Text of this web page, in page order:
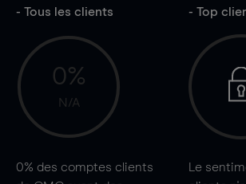
- Tous les clients
0%
N/A
0% des comptes clients
- Top
Le